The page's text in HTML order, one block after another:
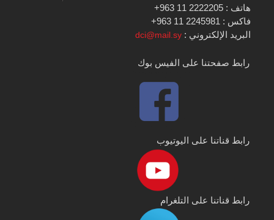
هاتف : 2222205 11 963+
فاكس : 2245981 11 963+
البريد الإلكتروني :dci@mail.sy
رابط صفحتنا على الفيس بوك
رابط قناتنا على اليوتيوب
رابط قناتنا على التلغرام